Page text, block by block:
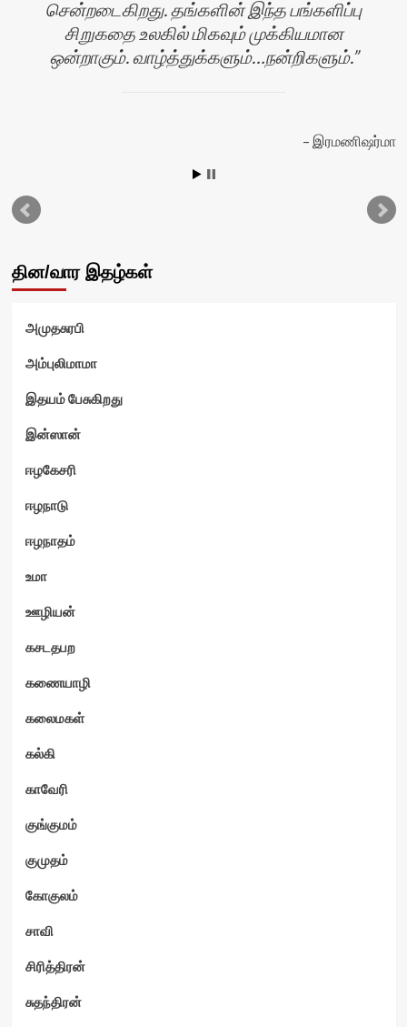
சென்றடைகிறது. தங்களின் இந்த பங்களிப்பு
சிறுகதை உலகில் மிகவும் முக்கியமான
ஒன்றாகும். வாழ்த்துக்களும்…நன்றிகளும்.
இரமணிஷர்மா
தின/வார இதழ்கள்
அமுதசுரபி
அம்புலிமாமா
இதயம் பேசுகிறது
இன்ஸான்
ஈழகேசரி
ஈழநாடு
ஈழநாதம்
உமா
ஊழியன்
கசடதபற
கணையாழி
கலைமகள்
கல்கி
காவேரி
குங்குமம்
குமுதம்
கோகுலம்
சாவி
சிரித்திரன்
சுதந்திரன்